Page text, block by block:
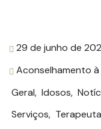
29 de junho de
Aconselhamento
Geral, Idosos,
Serviços,